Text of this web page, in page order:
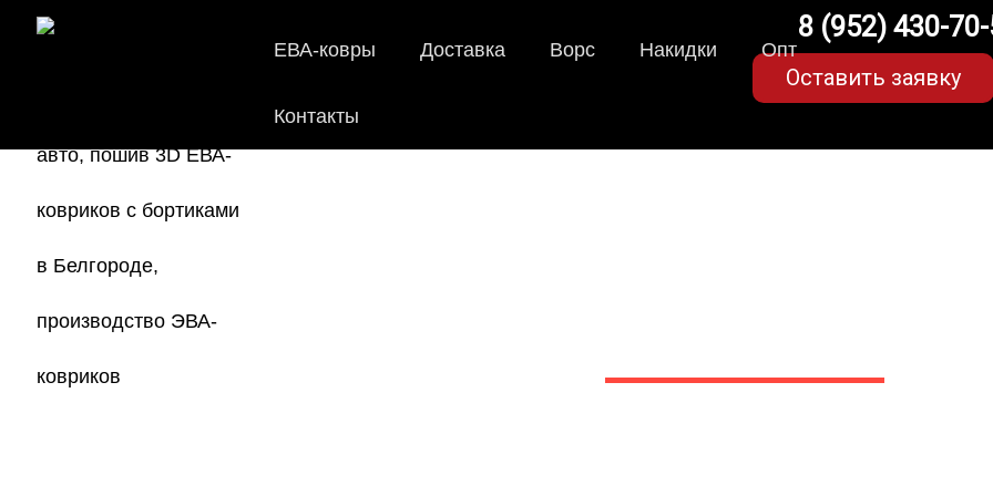
ЕВА-ковры Доставка Ворс Накидки Опт
Контакты
8 (952) 430-
Оставить заявку